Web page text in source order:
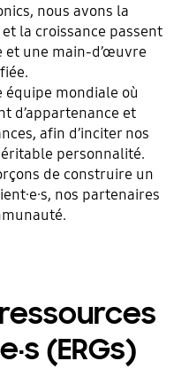
nous avons la
la croissance passent
une main-d’œuvre
équipe mondiale où
d’appartenance et
afin d’inciter nos
personnalité.
de construire un
nos partenaires
(ERGs)